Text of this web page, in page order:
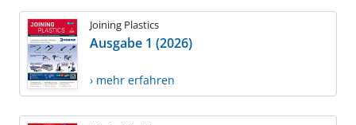
Joining Plastics
Ausgabe 1 (2026)
› mehr erfahren